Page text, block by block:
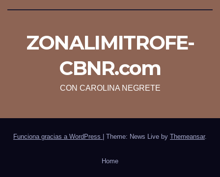
ZONALIMITROFE-
CBNR.com
CON CAROLINA NEGRETE
Funciona gracias a WordPress Theme: News Live by Themeansar.
Home